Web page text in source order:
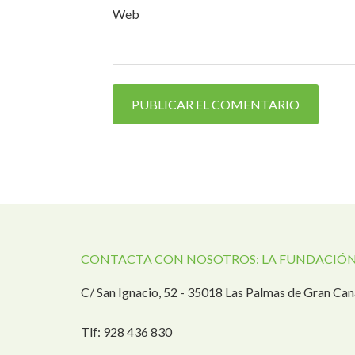
Web
CONTACTA CON NOSOTROS: LA
C/ San Ignacio, 52 - 35018 Las Palmas de Gran
Tlf: 928 436 830